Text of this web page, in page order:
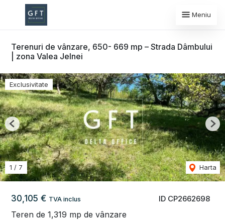
Meniu
Terenuri de vânzare, 650- 669 mp – Strada Dâmbului
| zona Valea Jelnei
ID CP2662698
30,105 € TVA inclus
Teren de 1,319 mp de vânzare
Exclusivitate
1 / 7 Harta
Previous